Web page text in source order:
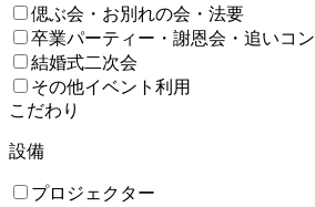
偲ぶ会・お別れの会・法要
卒業パーティー・謝恩会・追いコン
結婚式二次会
その他イベント利用
こだわり
設備
プロジェクター